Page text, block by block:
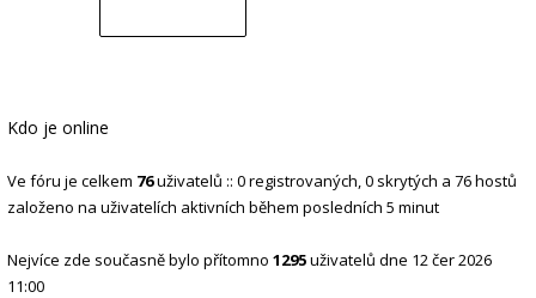
Kdo je online
Ve fóru je celkem 76uživatelů :: 0 registrovaných, 0 skrytých a 76 hostů
založeno na uživatelích aktivních během posledních 5 minut
Nejvíce zde současně bylo přítomno 1295uživatelů dne 12 čer 2026
11:00